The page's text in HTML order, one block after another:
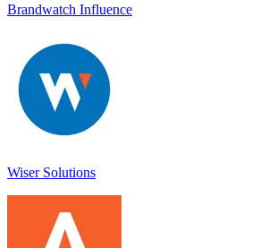
Brandwatch Influence
Wiser Solutions